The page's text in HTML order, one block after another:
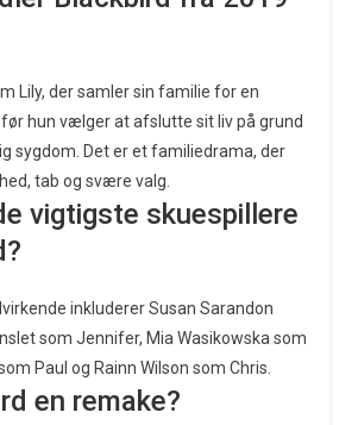
Lily, der samler sin familie for en
hun vælger at afslutte sit liv på grund
sygdom. Det er et familiedrama, der
tab og svære valg.
vigtigste skuespillere
inkluderer Susan Sarandon
som Jennifer, Mia Wasikowska som
Paul og Rainn Wilson som Chris.
en remake?